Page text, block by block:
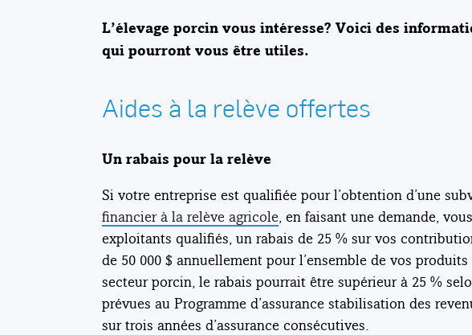
L’élevage porcin vous intéresse? Voici des
qui pourront vous être utiles.
Aides à la relève offertes
Un rabais pour la relève
Si votre entreprise est qualifiée pour l’obtention d’une
financier à la relève agricole, en faisant une demande,
exploitants qualifiés, un rabais de 25 % sur vos
de 50 000 $ annuellement pour l’ensemble de vos
secteur porcin, le rabais pourrait être supérieur à 25 %
prévues au Programme d’assurance stabilisation des
sur trois années d’assurance consécutives.